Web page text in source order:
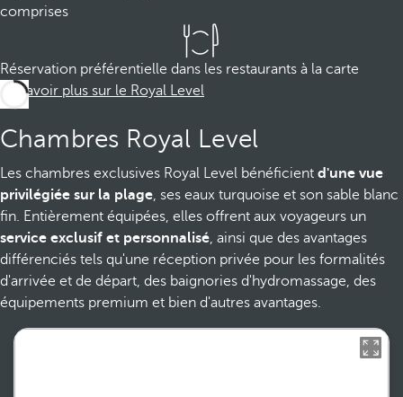
comprises
Réservation préférentielle dans les restaurants à la carte
En savoir plus sur le Royal Level
Chambres Royal Level
Les chambres exclusives Royal Level bénéficient d'une vue
privilégiée sur la plage, ses eaux turquoise et son sable blanc
fin. Entièrement équipées, elles offrent aux voyageurs un
service exclusif et personnalisé, ainsi que des avantages
différenciés tels qu'une réception privée pour les formalités
d'arrivée et de départ, des baignories d'hydromassage, des
équipements premium et bien d'autres avantages.